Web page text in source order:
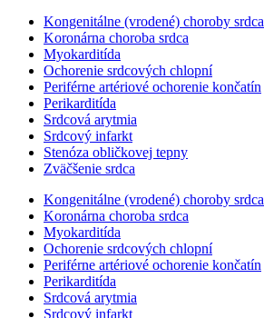
Kongenitálne (vrodené) choroby srdca
Koronárna choroba srdca
Myokarditída
Ochorenie srdcových chlopní
Periférne artériové ochorenie končatín
Perikarditída
Srdcová arytmia
Srdcový infarkt
Stenóza obličkovej tepny
Zväčšenie srdca
Kongenitálne (vrodené) choroby srdca
Koronárna choroba srdca
Myokarditída
Ochorenie srdcových chlopní
Periférne artériové ochorenie končatín
Perikarditída
Srdcová arytmia
Srdcový infarkt